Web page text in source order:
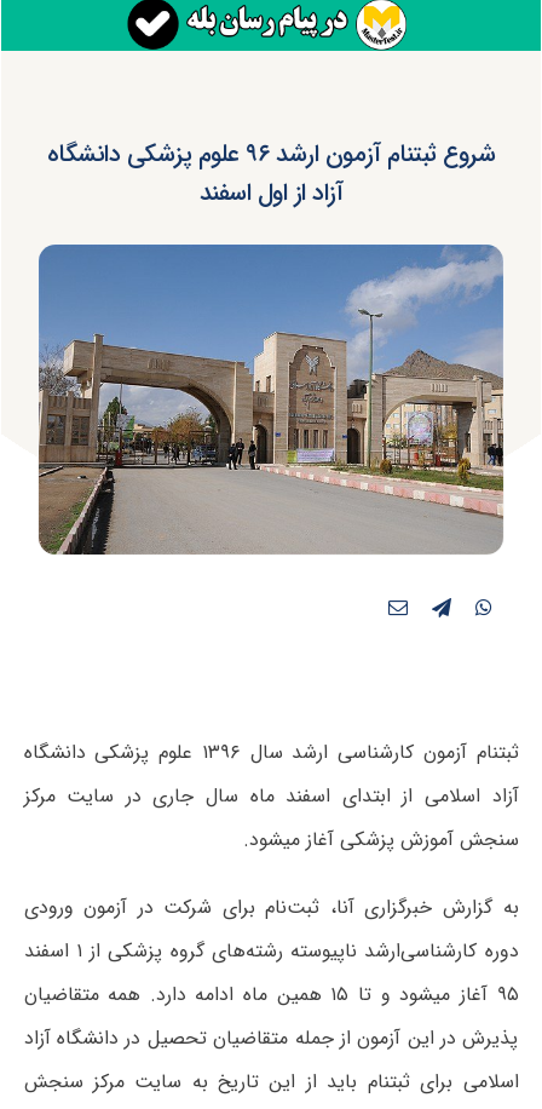
شروع ثبت‎نام آزمون ارشد ۹۶ علوم پزشکی دانشگاه
آزاد از اول اسفند
ثبت‎نام آزمون کارشناسی ارشد سال ۱۳۹۶ علوم پزشکی دانشگاه
آزاد اسلامی از ابتدای اسفند ماه سال جاری در سایت مرکز
سنجش آموزش پزشکی آغاز می‎شود.
به گزارش خبرگزاری آنا، ثبت‌نام برای شرکت در آزمون ورودی
دوره کارشناسی‌ارشد ناپیوسته رشته‌های گروه پزشکی از ۱ اسفند
۹۵ آغاز می‎شود و تا ۱۵ همین ماه ادامه دارد. همه متقاضیان
پذیرش در این آزمون از جمله متقاضیان تحصیل در دانشگاه آزاد
اسلامی برای ثبت‎نام باید از این تاریخ به سایت مرکز سنجش